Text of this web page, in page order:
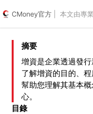
CMoney官方| 本文由專
摘要
增資是企業透過發
了解增資的目的、
幫助您理解其基本
心。
目錄